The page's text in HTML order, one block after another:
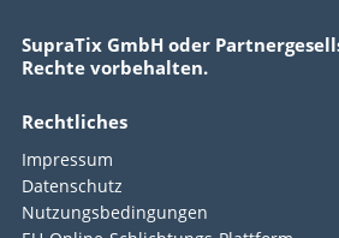
SupraTix GmbH oder
Rechte vorbehalten.
Rechtliches
Impressum
Datenschutz
Nutzungsbedingungen